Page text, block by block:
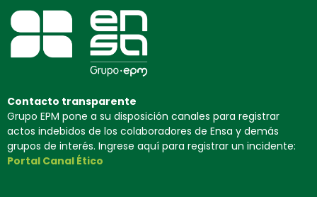
Contacto transparente
Grupo EPM pone a su disposición canales para registrar
actos indebidos de los colaboradores de Ensa y demás
grupos de interés. Ingrese aquí para registrar un incidente:
Portal Canal Ético